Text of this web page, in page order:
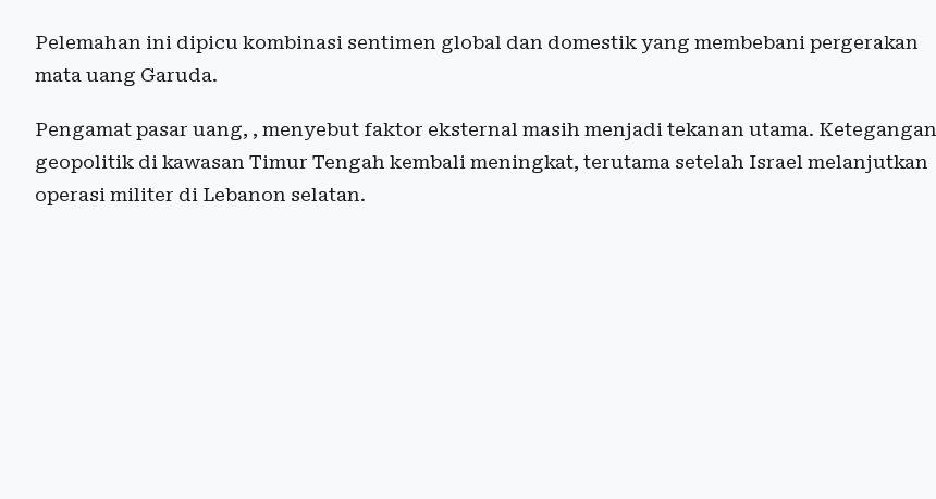
Pelemahan ini dipicu kombinasi sentimen global dan domestik yang membebani pergerakan
mata uang Garuda.
Pengamat pasar uang, , menyebut faktor eksternal masih menjadi tekanan utama. Ketegangan
geopolitik di kawasan Timur Tengah kembali meningkat, terutama setelah Israel melanjutkan
operasi militer di Lebanon selatan.